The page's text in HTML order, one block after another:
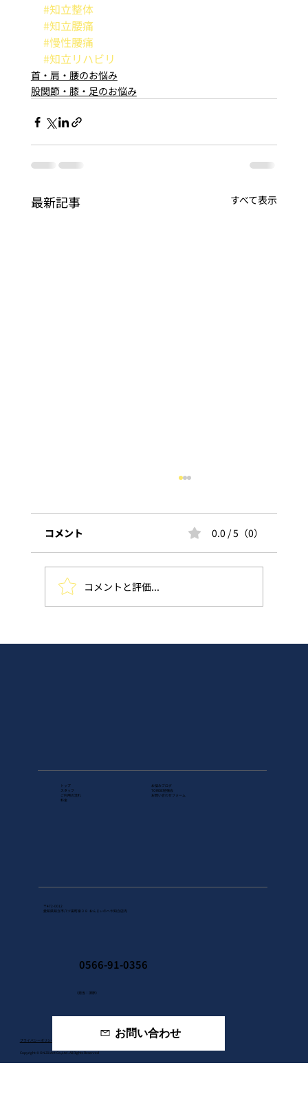
#知立整体
#知立腰痛
#慢性腰痛
#知立リハビリ
首・肩・腰のお悩み
股関節・膝・足のお悩み
最新記事 すべて表示
私たちは、あなたの身体を整理する人で
コメント 0.0 / 5（0）
コメントと評価...
Copyright © ONZiii Act Co.,Ltd . All Rights Reserved
プライバシーポリシー
（担当：須原）​
トップ
スタッフ
​ご利用の流れ
料金
お悩み​ブログ
TORIDE勉強会
​お問い合わせ​フォーム
〒472-0012
愛知県知立市八ツ田町泉３８ おんじぃのへや知立店内
0566-91-0356
お問い合わせ